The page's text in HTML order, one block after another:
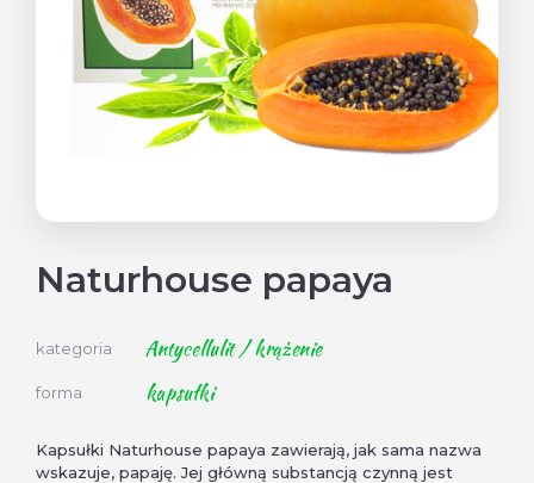
Naturhouse papaya
kategoria Antycellulit / krążenie
forma kapsułki
Kapsułki Naturhouse papaya zawierają, jak sama nazwa
wskazuje, papaję. Jej główną substancją czynną jest